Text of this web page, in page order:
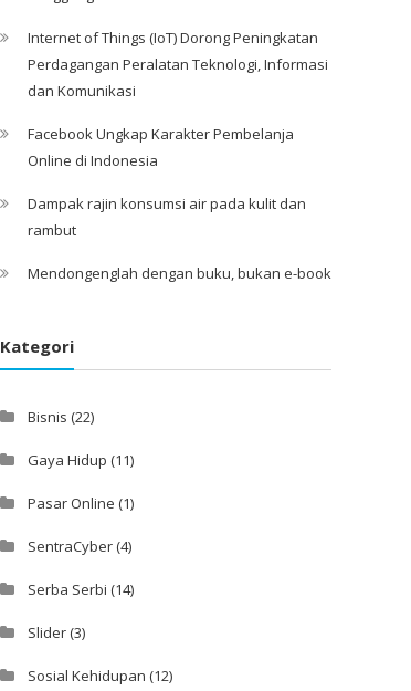
Internet of Things (IoT) Dorong Peningkatan
Perdagangan Peralatan Teknologi, Informasi
dan Komunikasi
Facebook Ungkap Karakter Pembelanja
Online di Indonesia
Dampak rajin konsumsi air pada kulit dan
rambut
Mendongenglah dengan buku, bukan e-book
Kategori
Bisnis (22)
Gaya Hidup (11)
Pasar Online (1)
SentraCyber(4)
Serba Serbi (14)
Slider(3)
Sosial Kehidupan (12)